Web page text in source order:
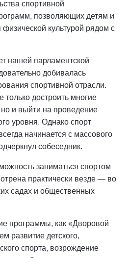
спортивной
позволяющих детям и
культурой рядом с
нашей парламентской
добивалась
спортивной отрасли.
только достроить многие
и выйти на проведение
уровня. Однако спорт
начинается с массового
собеседник.
заниматься спортом
практически везде — во
садах и общественных
программы, как «Дворовой
развитие детского,
спорта, возрождение